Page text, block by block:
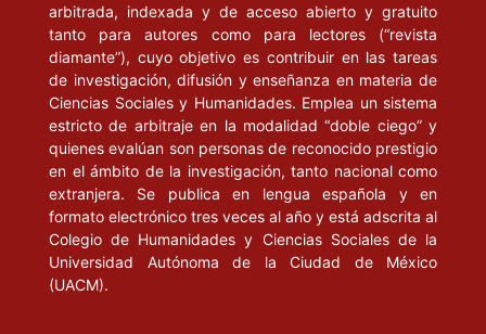
arbitrada, indexada y de acceso abierto y gratuito
tanto para autores como para lectores (“revista
diamante”), cuyo objetivo es contribuir en las tareas
de investigación, difusión y enseñanza en materia de
Ciencias Sociales y Humanidades. Emplea un sistema
estricto de arbitraje en la modalidad “doble ciego” y
quienes evalúan son personas de reconocido prestigio
en el ámbito de la investigación, tanto nacional como
extranjera. Se publica en lengua española y en
formato electrónico tres veces al año y está adscrita al
Colegio de Humanidades y Ciencias Sociales de la
Universidad Autónoma de la Ciudad de México
(UACM).